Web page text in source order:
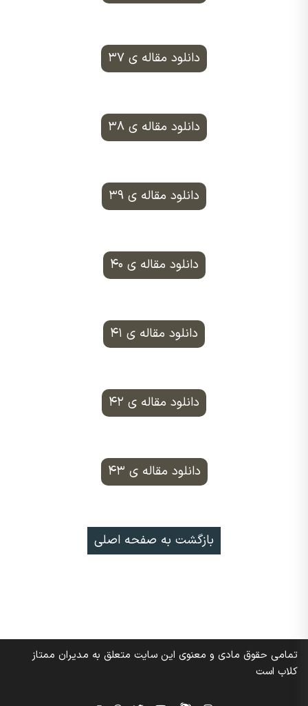
دانلود مقاله ی ۳۷
دانلود مقاله ی ۳۸
دانلود مقاله ی ۳۹
دانلود مقاله ی ۴۰
دانلود مقاله ی ۴۱
دانلود مقاله ی ۴۲
دانلود مقاله ی ۴۳
بازگشت به صفحه اصلی
تمامی حقوق مادی و معنوی این سایت متعلق به مدیران ممتاز
کلاب است